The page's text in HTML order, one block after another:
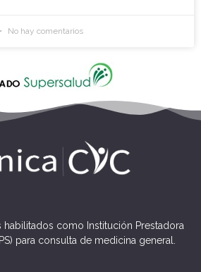
No hay comentarios
como Institución Prestadora
para consulta de medicina general.